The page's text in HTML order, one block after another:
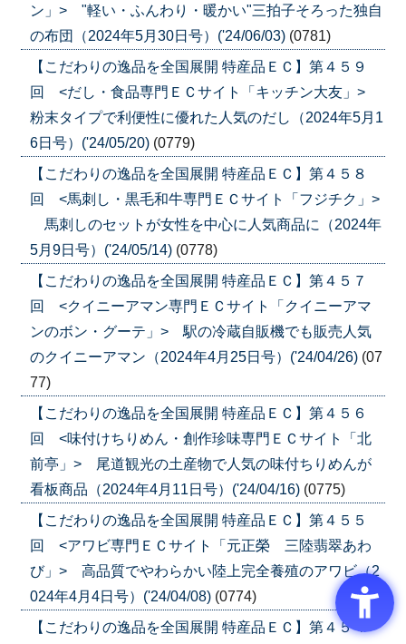
ン」> "軽い・ふんわり・暖かい"三拍子そろった独自
の布団（2024年5月30日号）('24/06/03) (0781)
【こだわりの逸品を全国展開 特産品ＥＣ】第４５９
回 <だし・食品専門ＥＣサイト「キッチン大友」>
粉末タイプで利便性に優れた人気のだし（2024年5月1
6日号）('24/05/20) (0779)
【こだわりの逸品を全国展開 特産品ＥＣ】第４５８
回 <馬刺し・黒毛和牛専門ＥＣサイト「フジチク」>
馬刺しのセットが女性を中心に人気商品に（2024年
5月9日号）('24/05/14) (0778)
【こだわりの逸品を全国展開 特産品ＥＣ】第４５７
回 <クイニーアマン専門ＥＣサイト「クイニーアマ
ンのボン・グーテ」> 駅の冷蔵自販機でも販売人気
のクイニーアマン（2024年4月25日号）('24/04/26) (07
77)
【こだわりの逸品を全国展開 特産品ＥＣ】第４５６
回 <味付けちりめん・創作珍味専門ＥＣサイト「北
前亭」> 尾道観光の土産物で人気の味付ちりめんが
看板商品（2024年4月11日号）('24/04/16) (0775)
【こだわりの逸品を全国展開 特産品ＥＣ】第４５５
回 <アワビ専門ＥＣサイト「元正榮 三陸翡翠あわ
び」> 高品質でやわらかい陸上完全養殖のアワビ（2
024年4月4日号）('24/04/08) (0774)
【こだわりの逸品を全国展開 特産品ＥＣ】第４５４